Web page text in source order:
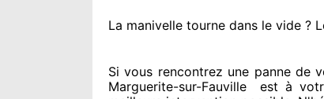
La manivelle tourne dans le vide ?
Si vous rencontrez une panne de
Marguerite-sur-Fauville
est à